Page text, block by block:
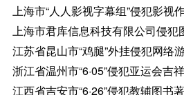
上海市“人人影视字幕组”侵犯影视
上海市君库信息科技有限公司侵犯
江苏省昆山市“鸡腿”外挂侵犯网络
浙江省温州市“6·05”侵犯亚运会吉
江西省吉安市“6·26”侵犯教辅图书